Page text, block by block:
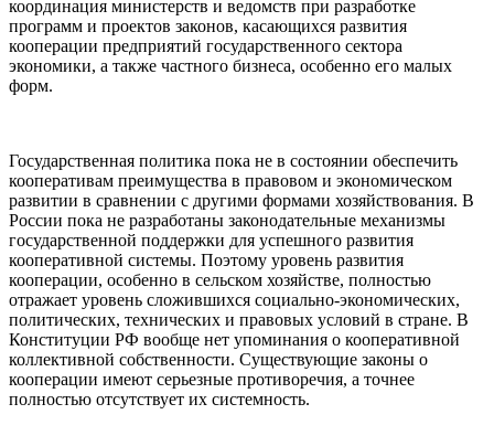
координация министерств и ведомств при разработке
программ и проектов законов, касающихся развития
кооперации предприятий государственного сектора
экономики, а также частного бизнеса, особенно его малых
форм.
Государственная политика пока не в состоянии обеспечить
кооперативам преимущества в правовом и экономическом
развитии в сравнении с другими формами хозяйствования. В
России пока не разработаны законодательные механизмы
государственной поддержки для успешного развития
кооперативной системы. Поэтому уровень развития
кооперации, особенно в сельском хозяйстве, полностью
отражает уровень сложившихся социально-экономических,
политических, технических и правовых условий в стране. В
Конституции РФ вообще нет упоминания о кооперативной
коллективной собственности. Существующие законы о
кооперации имеют серьезные противоречия, а точнее
полностью отсутствует их системность.